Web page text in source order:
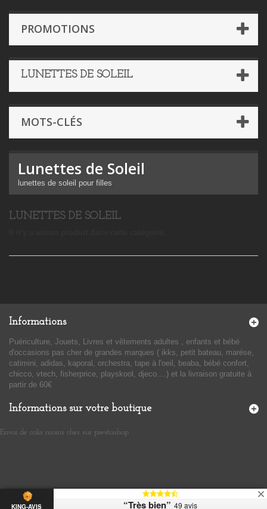
PROMOTIONS
LUNETTES DE SOLEIL
MOTS-CLÉS
Lunettes de Soleil
lunettes de soleil pour filles
LUNETTES DE SOLEIL
Informations
Puériculture, Jouets, Livres et vêtements adultes , enfants et bébé
d'occasions pas cher de grandes marques ( ikks, petit bateau, marése,
catimini, adidas, kaporal, orchestra, tape à l'oeil, beaba, bébé confort,
chicco, vtech, fisherprice, playskool, djeco....) et la livraison gratuite à
partir de 60€
Informations sur votre boutique
Envoi de colis moins cher sur prestashop
KING-AVIS “Très bien” 49 avis